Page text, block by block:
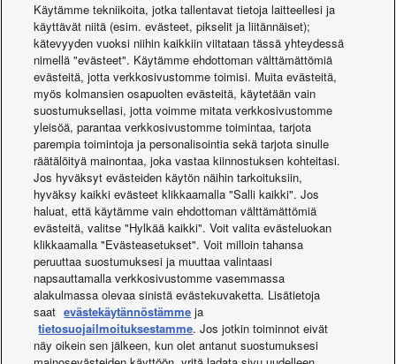
Panasonicista
Ota yhteyttä Panasoniciin
Koti Lehdistötiedote
Uutiset
Facebook Instagram
Meistä
Ota yhteyttä Sivukartta
Käyttöehdot
Tietosuojakäytäntö
Evästekäytäntö Data act
Käytämme tekniikoita, jotka tallentavat tietoja laitteellesi ja
käyttävät niitä (esim. evästeet, pikselit ja liitännäiset);
kätevyyden vuoksi niihin kaikkiin viitataan tässä yhteydessä
nimellä "evästeet". Käytämme ehdottoman välttämättömiä
evästeitä, jotta verkkosivustomme toimisi. Muita evästeitä,
myös kolmansien osapuolten evästeitä, käytetään vain
suostumuksellasi, jotta voimme mitata verkkosivustomme
yleisöä, parantaa verkkosivustomme toimintaa, tarjota
parempia toimintoja ja personalisointia sekä tarjota sinulle
räätälöityä mainontaa, joka vastaa kiinnostuksen kohteitasi.
Jos hyväksyt evästeiden käytön näihin tarkoituksiin,
hyväksy kaikki evästeet klikkaamalla "Salli kaikki". Jos
haluat, että käytämme vain ehdottoman välttämättömiä
evästeitä, valitse "Hylkää kaikki". Voit valita evästeluokan
klikkaamalla "Evästeasetukset". Voit milloin tahansa
peruuttaa suostumuksesi ja muuttaa valintaasi
napsauttamalla verkkosivustomme vasemmassa
alakulmassa olevaa sinistä evästekuvaketta. Lisätietoja
saat evästekäytännöstämme ja
tietosuojailmoituksestamme. Jos jotkin toiminnot eivät
näy oikein sen jälkeen, kun olet antanut suostumuksesi